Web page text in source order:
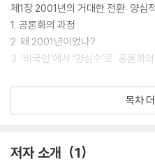
서 드러나는 종교와 양심적 병역거
다. 『전쟁과 양심, 세계와 한국의 양
병역거부’ 2부작을 구성하는, 성균
세 번째 책이다.
제1장 2001년의 거대한 전환: 양심
1. 공론화의 과정
2. 왜 2001년이었나?
3. ‘비국민’에서 ‘양심수’로: 공론화
제2장 희망과 절망의 교차
제3장 양심적 병역거부운동의 분화
목차
저자 소개 1